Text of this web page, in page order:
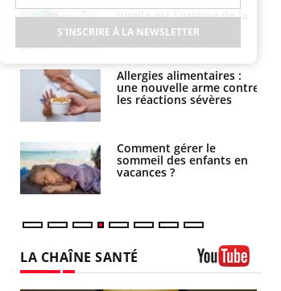
quelle est l’origine de la
contamination ?
Allergies alimentaires :
une nouvelle arme contre
les réactions sévères
Comment gérer le
sommeil des enfants en
vacances ?
LA CHAÎNE SANTÉ
S'INSCRIRE À LA NEWSLETTER